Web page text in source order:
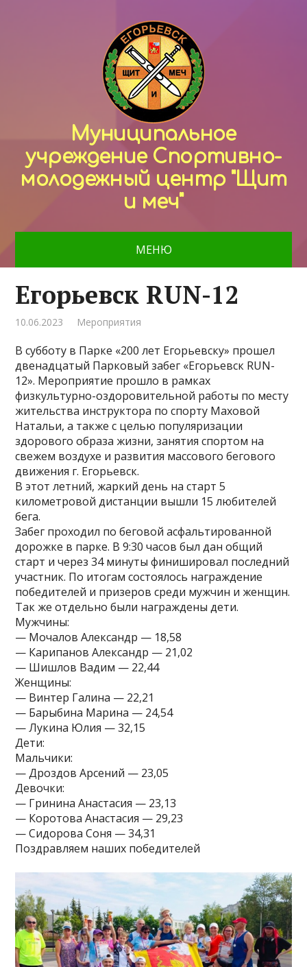
Муниципальное
учреждение Спортивно-
молодежный центр "Щит
и меч"
МЕНЮ
Егорьевск RUN-12
10.06.2023 Мероприятия
В субботу в Парке «200 лет Егорьевску» прошел
двенадцатый Парковый забег «Егорьевск RUN-
12». Мероприятие прошло в рамках
физкультурно-оздоровительной работы по месту
жительства инструктора по спорту Маховой
Натальи, а также с целью популяризации
здорового образа жизни, занятия спортом на
свежем воздухе и развития массового бегового
движения г. Егорьевск.
В этот летний, жаркий день на старт 5
километровой дистанции вышли 15 любителей
бега.
Забег проходил по беговой асфальтированной
дорожке в парке. В 9:30 часов был дан общий
старт и через 34 минуты финишировал последний
участник. По итогам состоялось награждение
победителей и призеров среди мужчин и женщин.
Так же отдельно были награждены дети.
Мужчины:
— Мочалов Александр — 18,58
— Карипанов Александр — 21,02
— Шишлов Вадим — 22,44
Женщины:
— Винтер Галина — 22,21
— Барыбина Марина — 24,54
— Лукина Юлия — 32,15
Дети:
Мальчики:
— Дроздов Арсений — 23,05
Девочки:
— Гринина Анастасия — 23,13
— Коротова Анастасия — 29,23
— Сидорова Соня — 34,31
Поздравляем наших победителей